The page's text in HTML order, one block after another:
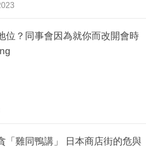
位？同事會因為就你而改開會時
「雞同鴨講」 日本商店街的危與